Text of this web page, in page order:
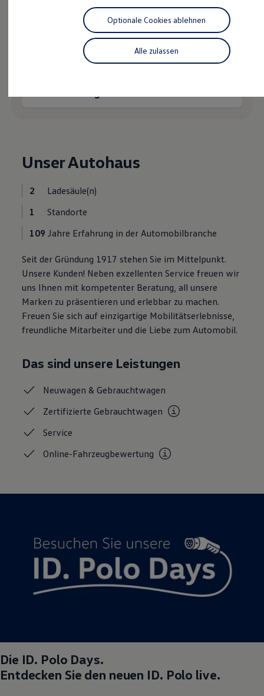
Lifestyle Shop
T-Roc Kollektion
Golf Kollektion
ID. Kollektion
Volkswagen Kollektion
R-Kollektion
#wedriveproud
Inspektion und HU/AU
Reparaturen und Checks
Räder und Reifen
Pannen- und Unfallhilfe
Economy Service
Volkswagen Teile
Zubehör
Modellspezifisches Zubehör
Transport
Entertainment und Elektronik
Individualisieren
Wallbox und Ladekabel
Digitale Extras
Dienste für Ihr Modell finden
Volkswagen Apps, Login und Shop
Handy und Fahrzeug verbinden
Über Ihr Auto
Vorgängermodelle
Volkswagen Kundenbetreuung
Assistenzsysteme
Digitale Betriebsanleitung
Live Beratung
Lifestyle
Volkswagen R
Fahrzeugangebot anfordern
Unser Autohaus
2
Ladesäule(n)
1
Standorte
109 Jahre Erfahrung in der Automobilbranche
Seit der Gründung 1917 stehen Sie im Mittelpunkt.
Unsere Kunden! Neben exzellenten Service freuen wir
uns Ihnen mit kompetenter Beratung, all unsere
Marken zu präsentieren und erlebbar zu machen.
Freuen Sie sich auf einzigartige Mobilitätserlebnisse,
freundliche Mitarbeiter und die Liebe zum Automobil.
Das sind unsere Leistungen
Neuwagen &Gebrauchtwagen
ZertifizierteGebrauchtwagen
Service
Online-Fahrzeugbewertung
Die ID. Polo Days.
Entdecken Sie den neuen ID. Polo live.
Alle zulassen
Optionale Cookies ablehnen